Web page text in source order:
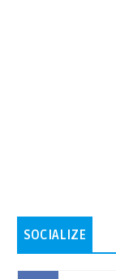
SOCIALIZE